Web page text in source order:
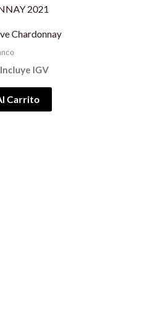
Chardonnay
Incluye IGV
Carrito